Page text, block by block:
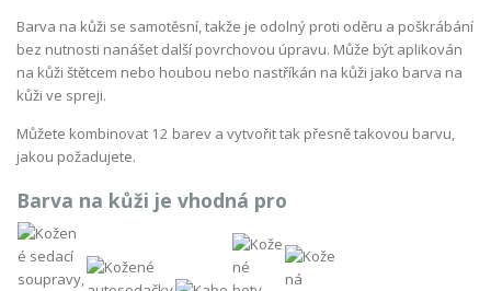
Barva na kůži se samotěsní, takže je odolný proti oděru a poškrábání
bez nutnosti nanášet další povrchovou úpravu. Může být aplikován
na kůži štětcem nebo houbou nebo nastříkán na kůži jako barva na
kůži ve spreji.
Můžete kombinovat 12 barev a vytvořit tak přesně takovou barvu,
jakou požadujete.
Barva na kůži je vhodná pro